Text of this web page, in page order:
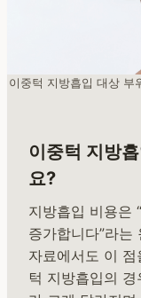
이중턱 지방흡입 대상
이중턱 지방
요?
지방흡입 비용은
증가합니다”라
자료에서도 이
턱 지방흡입의 경